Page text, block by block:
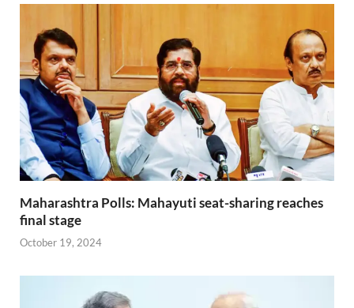
Maharashtra Polls: Mahayuti seat-sharing reaches
final stage
October 19, 2024